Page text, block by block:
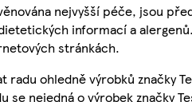
nejvyšší péče, jsou
informací a
stránkách.
radu ohledně výrobků značky
se nejedná o výrobek značky